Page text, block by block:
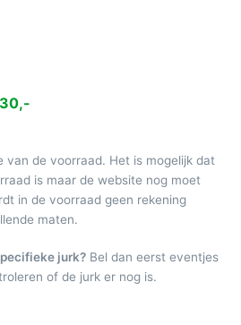
van de voorraad. Het is mogelijk dat
is maar de website nog moet
in de voorraad geen rekening
maten.
jurk? Bel dan eerst eventjes
of de jurk er nog is.